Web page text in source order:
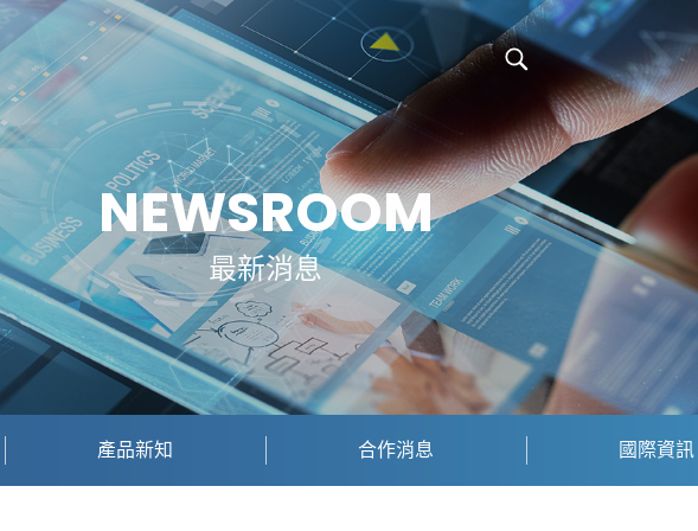
Test
NEWSROOM
最新消息
產品新知 合作消息 國際資訊